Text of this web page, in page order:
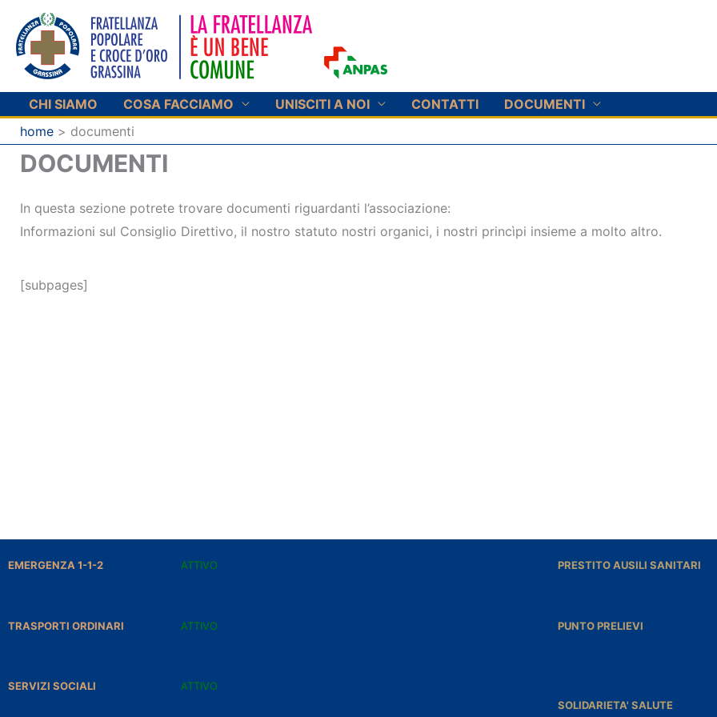
contenuto
CHI SIAMO COSA FACCIAMO UNISCITI A NOI CONTATTI
DOCUMENTI
home
documenti
DOCUMENTI
In questa sezione potrete trovare documenti riguardanti l’associazione:
Informazioni sul Consiglio Direttivo, il nostro statuto nostri organici, i nostri princìpi insieme a molto altro.
[subpages]
EMERGENZA 1-1-2 ATTIVO
TRASPORTI ORDINARI ATTIVO
SERVIZI SOCIALI ATTIVO
PRESTITO AUSILI SANITARI
PUNTO PRELIEVI
SOLIDARIETA' SALUTE